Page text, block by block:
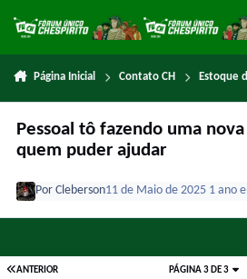
Página Inicial Contato CH Estoque
Pessoal tô fazendo uma
quem puder ajudar
PorCleberson11 de Maio de 2025 1 ano
ANTERIOR PÁGINA 3 DE 3